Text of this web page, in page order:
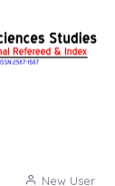
New User